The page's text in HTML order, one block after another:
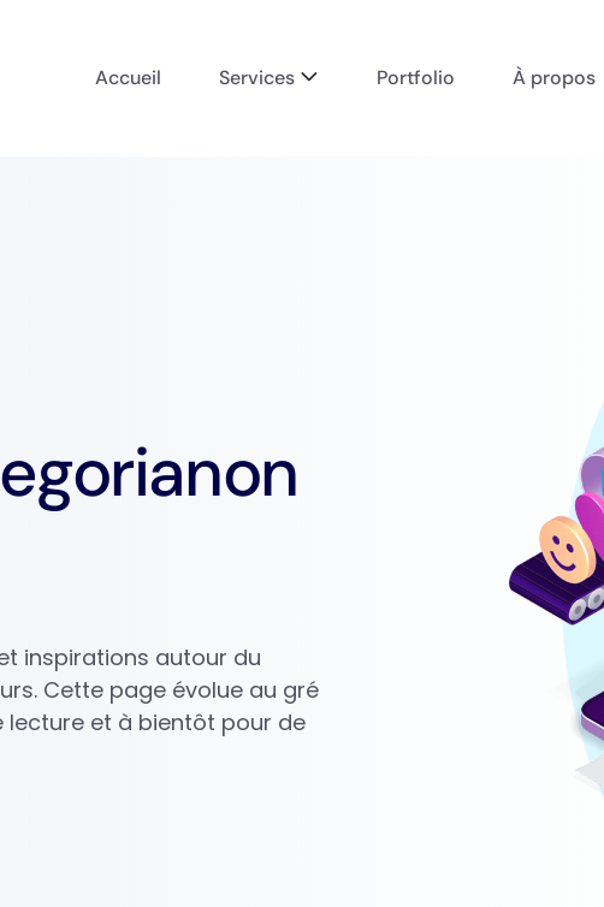
Accueil Services Portfolio À propos
inspirations autour du
Cette page évolue au gré
lecture et à bientôt pour de